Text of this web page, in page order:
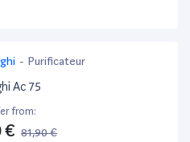
- Purificateur
Ac 75
from:
€ 81,90 €